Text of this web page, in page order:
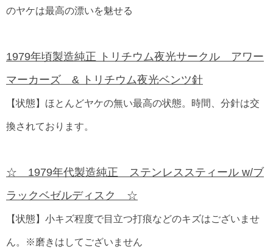
のヤケは最高の漂いを魅せる
1979年頃製造純正 トリチウム夜光サークル アワー
マーカーズ & トリチウム夜光ベンツ針
【状態】ほとんどヤケの無い最高の状態。時間、分針は交
換されております。
☆ 1979年代製造純正 ステンレススティール w/ブ
ラックベゼルディスク ☆
【状態】小キズ程度で目立つ打痕などのキズはございませ
ん。※磨きはしてございません